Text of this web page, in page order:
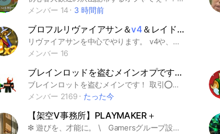
メンバー 14
3 時間前
ブロフルリヴァイアサン＆v4 ＆レイド＆トレード
リヴァイアサンを中心でやります。 v4や、レイドなどもおっけいです 即抜けやめてね みんなで楽しくやりましょう。
メンバー 16
ブレインロッドを盗むメインオプです、ブレインロットを盗む、初心者大歓迎、配布多め、ブロフル、津波
ブレインロットを盗むメインです！ 取引️⭕️無断宣伝❌詐欺❌クロトレ️⭕️ ブロフルもありだよー 楽しくやろうね ノートは自由に使ってね まっすーオプです ⬇は検索かけるためにしてる見なくていい #ブロックスフルーツ#プラント対ブレインロッド#ロブロックス#プラント対ブレインロッド#roblox#bloxfruits#ゲーム#宣伝自由#game#雑談#トイレットタワーディフェンス#TTD#tdトイタワ#トイレットタワーディフェンス雑談交換#ブロックスフルーツv4#ブロックスフルーツ覚醒#ブロックスフルーツリヴァイアサン#バウンティラッシュ#バウンティ#庭を成長させる #庭を育てる#神ゲー#99日#ブレインロット
メンバー 2169
たった今
【架空V事務所】PLAYMAKER＋
❇ 遊びを、才能に。 \ Gamersグループ設立決定❗️ / 準備出来次第 4人ずつ承認❗️多分。古参のお前はきっと8期生になれる！？1期生はモチロン運営タチなんでね・・・🧏🏻‍♀️ ここのいいところは自由なところ‼️とはいえマナーとかはある程度守ってもらわないといけないんだけどサ・・ ゆるゆる事務所❗️この通り絵文字とかも使ってオッケー。 ＊ ＊ ＊ オーディション等なし！すぐにデビューできる🧏🏻‍♀️ 歌・ゲーム・お絵描き・企画・雑談・実験的配信まであらゆる“遊び”を表現に変えるVTuber事務所でーす❗️ジャンル・国籍・言語に縛られず、それぞれの好きと個性をプラスしていく場所‼️🫶🏻🫶🏻 なんで以下の部門を用意してますよと。⬇️ PLAYMAKER＋ JP🇯🇵 PLAYMAKER＋ EN🇺🇸etc… PLAYMAKER＋ KR🇰🇷 *️⃣ これはENなら英語使えとかじゃなくて 、まぁとにかくキャラクター上の所属イメージっていうか ・・・ 海外好きだからENにしよ〜〜のノリで全然いいし 外国語配信は必須じゃないよーってコト❗️勿論やっても大歓迎なんで皆の好きにしてねってカンジ。 個人のサブトーク（チャンネル）も開設可能！！スパチャ制度があります。 ENの管理人がみんなの事待ってるよ 😘 【 リスナーは単色または初期アイコンのみ❗️ 】 2期生 … 4 ／ 4 3期生 … 4 ／ 4 4期生 … 4 ／ 4 5期生 … 4 ／ 4 6期生 … 4 ／ 4 7期生 … 4 ／ 4 8期生 … 0 ／ 4 ⬅️あと4人❗️ 見学・リスナー ： 2人 #架空V #架空V事務所 #架空VTuber事務所